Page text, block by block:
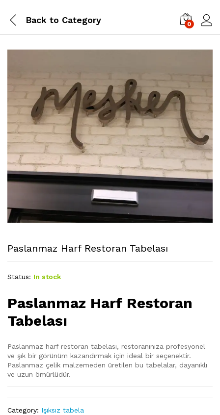
Back to Category 0
Paslanmaz Harf Restoran Tabelası
Status: In stock
Paslanmaz Harf Restoran
Tabelası
Paslanmaz harf restoran tabelası, restoranınıza profesyonel
ve şık bir görünüm kazandırmak için ideal bir seçenektir.
Paslanmaz çelik malzemeden üretilen bu tabelalar, dayanıklı
ve uzun ömürlüdür.
Category: Işıksız tabela